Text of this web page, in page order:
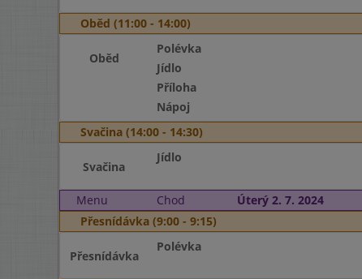
Oběd (11:00 - 14:00)
Oběd
Polévka
Jídlo
Příloha
Nápoj
Svačina (14:00 - 14:30)
Svačina
Jídlo
Menu Chod Úterý 2. 7. 2024
Přesnídávka (9:00 - 9:15)
Přesnídávka
Polévka